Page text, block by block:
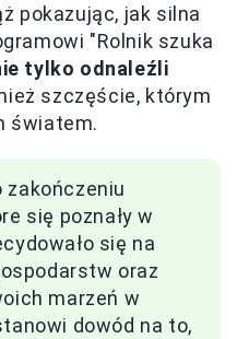
pokazując, jak silna
"Rolnik szuka
tylko odnaleźli
szczęście, którym
światem.
zakończeniu
się poznały w
się na
oraz
marzeń w
dowód na to,